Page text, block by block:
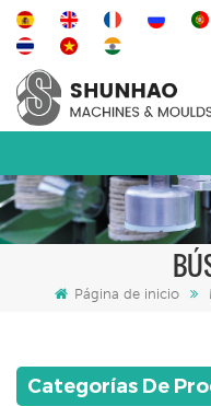
Página de inicio
Categorías De